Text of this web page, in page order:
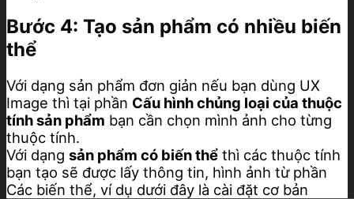
Bước 4: Tạo sản phẩm có nhiều biến
thể
Với dạng sản phẩm đơn giản nếu bạn dùng UX
Image thì tại phần Cấu hình chủng loại của thuộc
tính sản phẩm bạn cần chọn mình ảnh cho từng
thuộc tính.
Với dạng sản phẩm có biến thể thì các thuộc tính
bạn tạo sẽ được lấy thông tin, hình ảnh từ phần
Các biến thể, ví dụ dưới đây là cài đặt cơ bản